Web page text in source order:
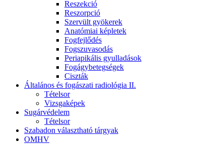
Reszekció
Reszorpció
Szervült gyökerek
Anatómiai képletek
Fogfejlődés
Fogszuvasodás
Periapikális gyulladások
Fogágybetegségek
Ciszták
Általános és fogászati radiológia II.
Tételsor
Vizsgaképek
Sugárvédelem
Tételsor
Szabadon választható tárgyak
OMHV